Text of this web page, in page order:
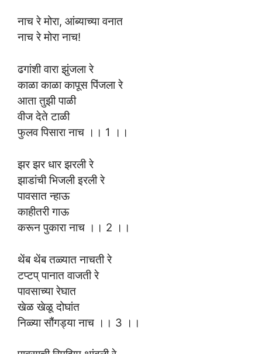
नाच रे मोरा, आंब्याच्या वनात
नाच रे मोरा नाच!
ढगांशी वारा झुंजला रे
काळा काळा कापूस पिंजला रे
आता तुझी पाळी
वीज देते टाळी
फुलव पिसारा नाच ।। 1 ।।
झर झर धार झरली रे
झाडांची भिजली इरली रे
पावसात न्हाऊ
काहीतरी गाऊ
करून पुकारा नाच ।। 2 ।।
थेंब थेंब तळ्यात नाचती रे
टप्टप् पानात वाजती रे
पावसाच्या रेघात
खेळ खेळू दोघांत
निळ्या सौंगड्या नाच ।। 3 ।।